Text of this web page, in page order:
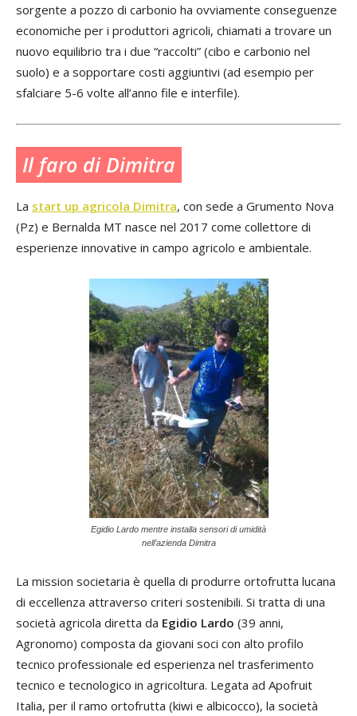
sorgente a pozzo di carbonio ha ovviamente conseguenze
economiche per i produttori agricoli, chiamati a trovare un
nuovo equilibrio tra i due “raccolti” (cibo e carbonio nel
suolo) e a sopportare costi aggiuntivi (ad esempio per
sfalciare 5-6 volte all’anno file e interfile).
Il faro di Dimitra
La start up agricola Dimitra, con sede a Grumento Nova
(Pz) e Bernalda MT nasce nel 2017 come collettore di
esperienze innovative in campo agricolo e ambientale.
Egidio Lardo mentre installa sensori di umidità
nell’azienda Dimitra
La mission societaria è quella di produrre ortofrutta lucana
di eccellenza attraverso criteri sostenibili. Si tratta di una
società agricola diretta da Egidio Lardo (39 anni,
Agronomo) composta da giovani soci con alto profilo
tecnico professionale ed esperienza nel trasferimento
tecnico e tecnologico in agricoltura. Legata ad Apofruit
Italia, per il ramo ortofrutta (kiwi e albicocco), la società